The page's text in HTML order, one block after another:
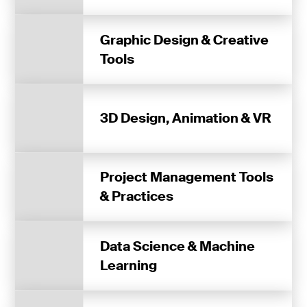
Graphic Design & Creative
Tools
3D Design, Animation & VR
Project Management Tools
& Practices
Data Science & Machine
Learning